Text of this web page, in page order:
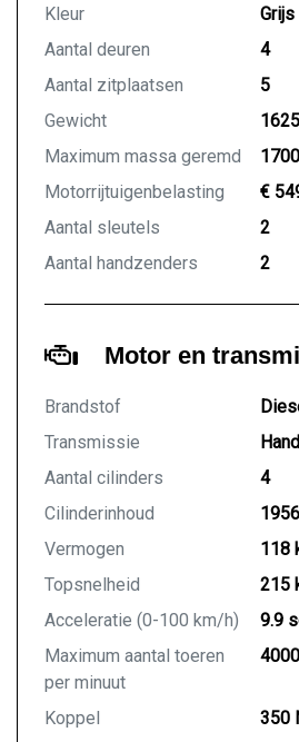
Kleur
Grijs
Aantal deuren
4
Aantal zitplaatsen
5
Gewicht
Maximum massa geremd
Motorrijtuigenbelasting
€
Aantal sleutels
2
Aantal handzenders
2
Motor en
Brandstof
Transmissie
Aantal cilinders
4
Cilinderinhoud
Vermogen
118
Topsnelheid
215
Acceleratie (0-100 km/h)
9.9
Maximum aantal toeren
per minuut
Koppel
350